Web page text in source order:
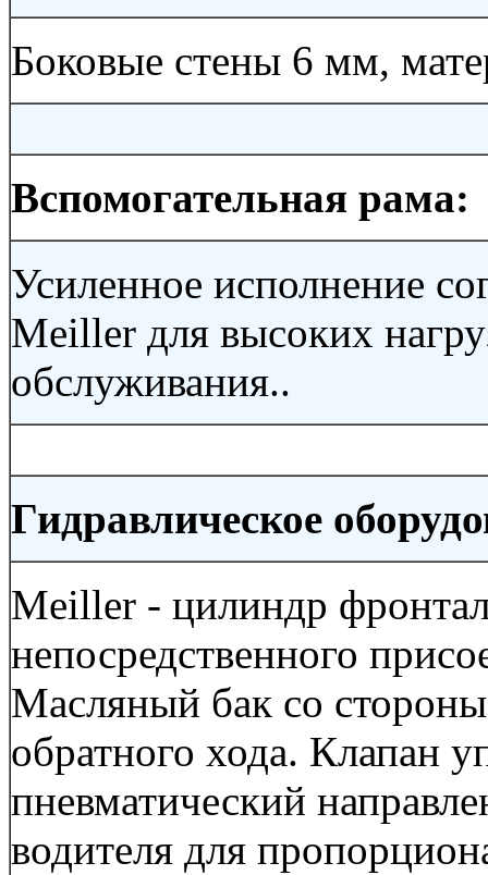
Боковые стены 6 мм,
Вспомогательная рама:
Усиленное исполнение
Meiller для высоких
обслуживания..
Гидравлическое
Meiller - цилиндр
непосредственного
Масляный бак со
обратного хода. Клапан
пневматический
водителя для